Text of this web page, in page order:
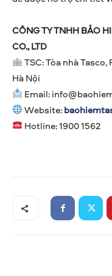
CÔNG TY TNHH BẢO
CO., LTD
TSC: Tòa nhà
Hà Nội
Email:
Website:
Hotline: 1900 1562